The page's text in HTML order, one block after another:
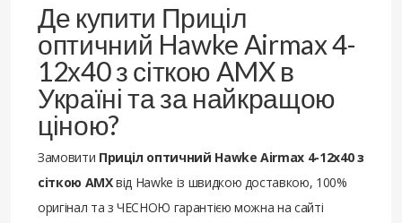
Де купити Приціл
оптичний Hawke Airmax 4-
12х40 з сіткою AMX в
Україні та за найкращою
ціною?
Замовити Приціл оптичний Hawke Airmax 4-12х40 з
сіткою AMXвід Hawke із швидкою доставкою, 100%
оригінал та з ЧЕСНОЮ гарантією можна на сайті